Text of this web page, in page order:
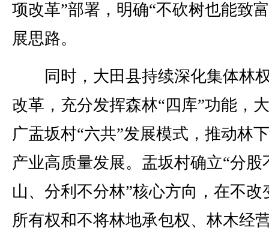
项改革”部署，明确“不砍树也能致
展思路。
同时，大田县持续深化集体林
改革，充分发挥森林“四库”功能，
广盂坂村“六共”发展模式，推动林
产业高质量发展。盂坂村确立“分股
山、分利不分林”核心方向，在不改
所有权和不将林地承包权、林木经